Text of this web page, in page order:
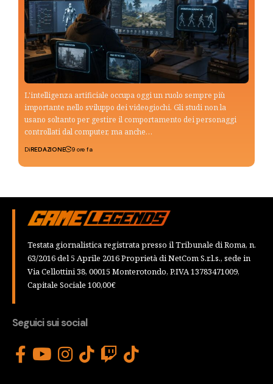
L'intelligenza artificiale occupa oggi un ruolo sempre più
importante nello sviluppo dei videogiochi. Gli studi non la
usano soltanto per gestire il comportamento dei personaggi
controllati dal computer, ma anche…
DiREDAZIONE 9 ore fa
Testata giornalistica registrata presso il Tribunale di Roma, n.
63/2016 del 5 Aprile 2016 Proprietà di NetCom S.r.l.s., sede in
Via Cellottini 38, 00015 Monterotondo, P.IVA 13783471009,
Capitale Sociale 100,00€
Seguici sui social